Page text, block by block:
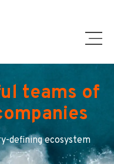
teams of
defining ecosystem